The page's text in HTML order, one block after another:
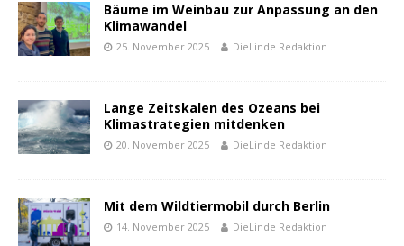
Bäume im Weinbau zur Anpassung an den
Klimawandel
25. November 2025 DieLinde Redaktion
Lange Zeitskalen des Ozeans bei
Klimastrategien mitdenken
20. November 2025 DieLinde Redaktion
Mit dem Wildtiermobil durch Berlin
14. November 2025 DieLinde Redaktion